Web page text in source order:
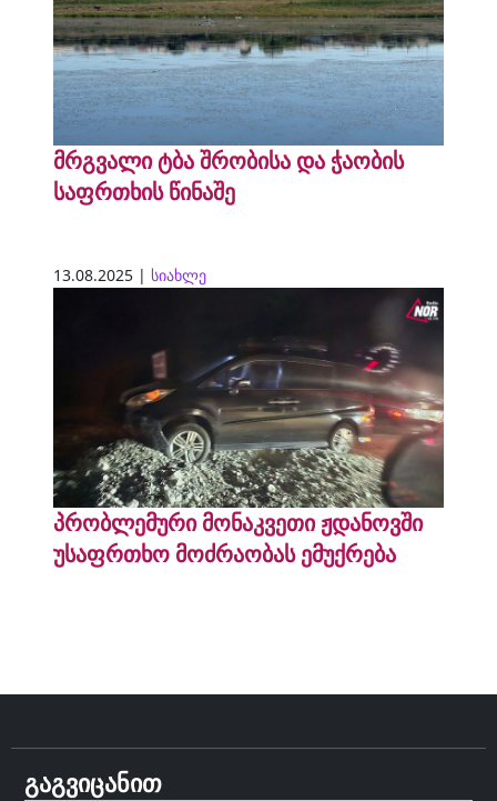
მრგვალი ტბა შრობისა და ჭაობის
საფრთხის წინაშე
13.08.2025 | სიახლე
პრობლემური მონაკვეთი ჟდანოვში
უსაფრთხო მოძრაობას ემუქრება
გაგვიცანით